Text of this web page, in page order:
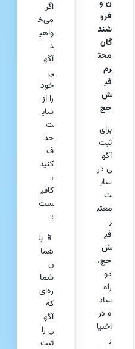
ن و
فرو
شند
گان
محت
رم
فی
ش
حج
برای
ثبت
آگه
ی در
سای
ت
معتب
ر
فی
ش‌
حج،
دو
راه
ساد
ه در
اختیا
ر
اگر
می‌خ
واهی
د
آگه
ی
خود
را از
سای
ت
حذ
ف
کنید
،
کافی
ست
:
📱 با
هما
ن
شما
ره‌ای
که
آگه
ی را
ثبت